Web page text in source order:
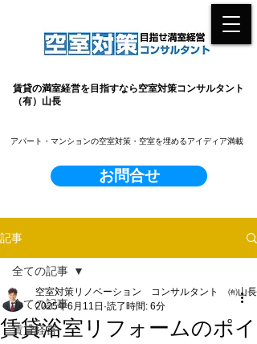
賃貸の満室経営を目指すなら空室対策コンサルタント
（有）山長
お問合せ
​アパート・マンションの空室対策・空室を埋めるアイディア満載
記事
全ての記事
賃貸経営
全ての記事
賃貸浴室リフォームのポイ
空室対策リノベーション コンサルタント ㈲山長
2025年6月11日 読了時間: 6分